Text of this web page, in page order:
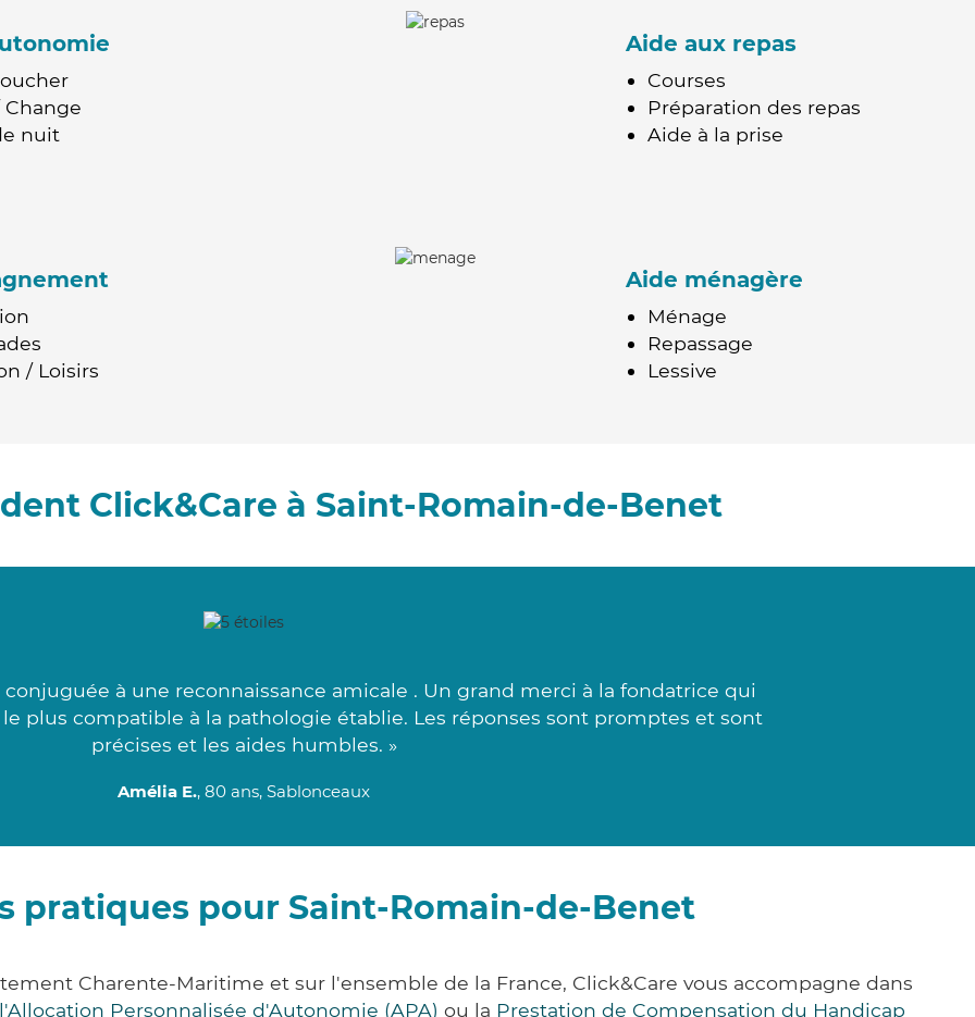
nuit
Aide aux repas
Courses
Préparation des repas
Aide à la prise
/ Loisirs
Aide ménagère
Ménage
Repassage
Lessive
Click&Care à Saint-Romain-de-Benet
à une reconnaissance amicale . Un grand merci à la fondatrice qui
plus compatible à la pathologie établie. Les réponses sont promptes et sont
précises et les aides humbles. »
Amélia E., 80 ans, Sablonceaux
pratiques pour Saint-Romain-de-Benet
Charente-Maritime et sur l'ensemble de la France, Click&Care vous accompagne dans
l'Allocation Personnalisée d'Autonomie (APA) ou la Prestation de Compensation du Handicap